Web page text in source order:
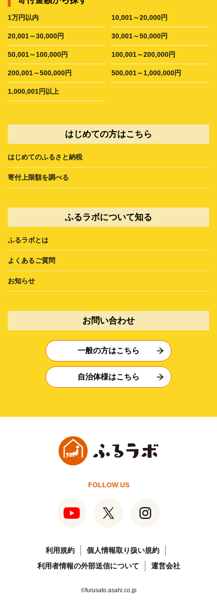
1万円以内 10,001～20,000円
20,001～30,000円 30,001～50,000円
50,001～100,000円 100,001～200,000円
200,001～500,000円 500,001～1,000,000円
1,000,001円以上
はじめての方はこちら
はじめてのふるさと納税
寄付上限額を調べる
ふるラボについて知る
ふるラボとは
よくあるご質問
お知らせ
お問い合わせ
一般の方はこちら
自治体様はこちら
FOLLOW US
利用規約
個人情報取り扱い規約
利用者情報の外部送信について
運営会社
©furusato.asahi.co.jp